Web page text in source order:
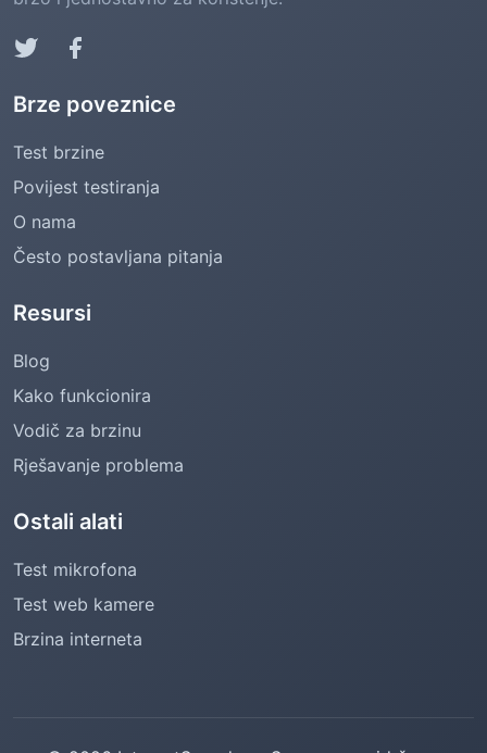
Brze poveznice
Test brzine
Povijest testiranja
O nama
Često postavljana pitanja
Resursi
Blog
Kako funkcionira
Vodič za brzinu
Rješavanje problema
Ostali alati
Test mikrofona
Test web kamere
Brzina interneta